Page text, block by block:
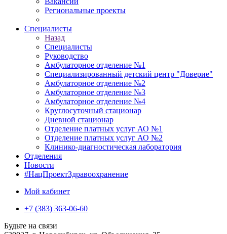
Региональные проекты
Специалисты
Назад
Специалисты
Руководство
Амбулаторное отделение №1
Специализированный детский центр "Доверие"
Амбулаторное отделение №2
Амбулаторное отделение №3
Амбулаторное отделение №4
Круглосуточный стационар
Дневной стационар
Отделение платных услуг АО №1
Отделение платных услуг АО №2
Клинико-диагностическая лаборатория
Отделения
Новости
#НацПроектЗдравоохранение
Мой кабинет
+7 (383) 363-06-60
Будьте на связи